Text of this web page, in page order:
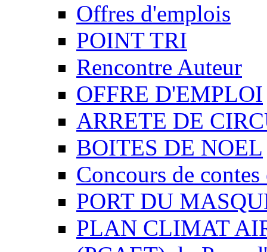
Offres d'emplois
POINT TRI
Rencontre Auteur
OFFRE D'EMPLOI
ARRETE DE
BOITES DE NOEL
Concours de
PORT DU
PLAN CLIMAT